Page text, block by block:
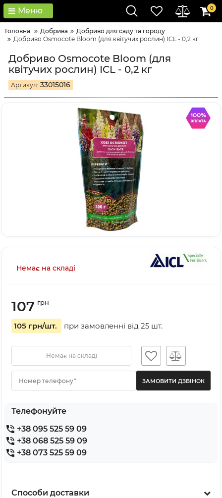
Меню 0
Головна Добрива
Добриво для саду та городу
Добриво Osmocote Bloom (для квітучих рослин) ICL - 0,2 кг
Добриво Osmocote Bloom (для
квітучих рослин) ICL - 0,2 кг
Артикул: 33015016
Немає на складі
107 грн
105 грн/шт. при замовленні від 25 шт.
Немає на складі
Номер телефону*
Телефонуйте
+38 095 525 59 09
+38 068 525 59 09
+38 073 525 59 09
Способи доставки